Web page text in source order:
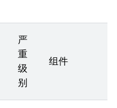
严
重
级
别
组件